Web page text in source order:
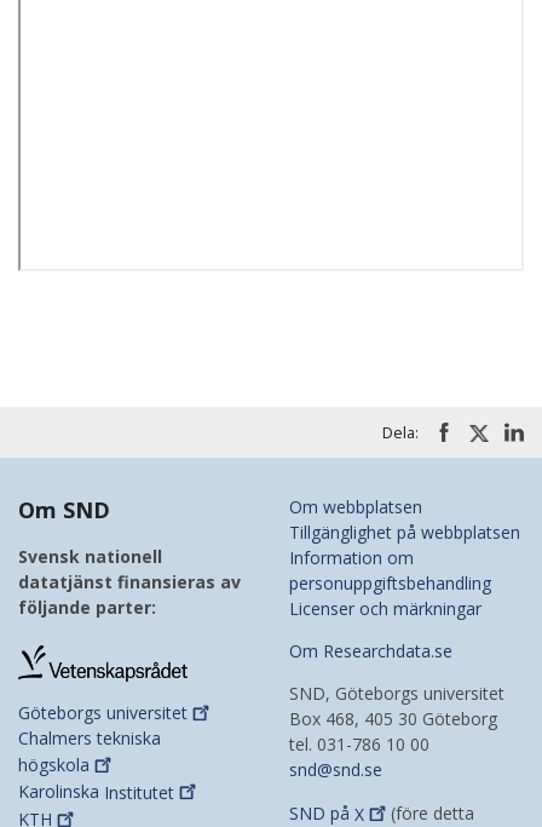
Dela:
Om SND
Svensk nationell
datatjänst finansieras av
följande parter:
Göteborgs universitet
Chalmers tekniska
högskola
Karolinska Institutet
KTH
Om webbplatsen
Tillgänglighet på webbplatsen
Information om
personuppgiftsbehandling
Licenser och märkningar
Om Researchdata.se
SND, Göteborgs universitet
Box 468, 405 30 Göteborg
tel. 031-786 10 00
snd@snd.se
SND på X (före detta